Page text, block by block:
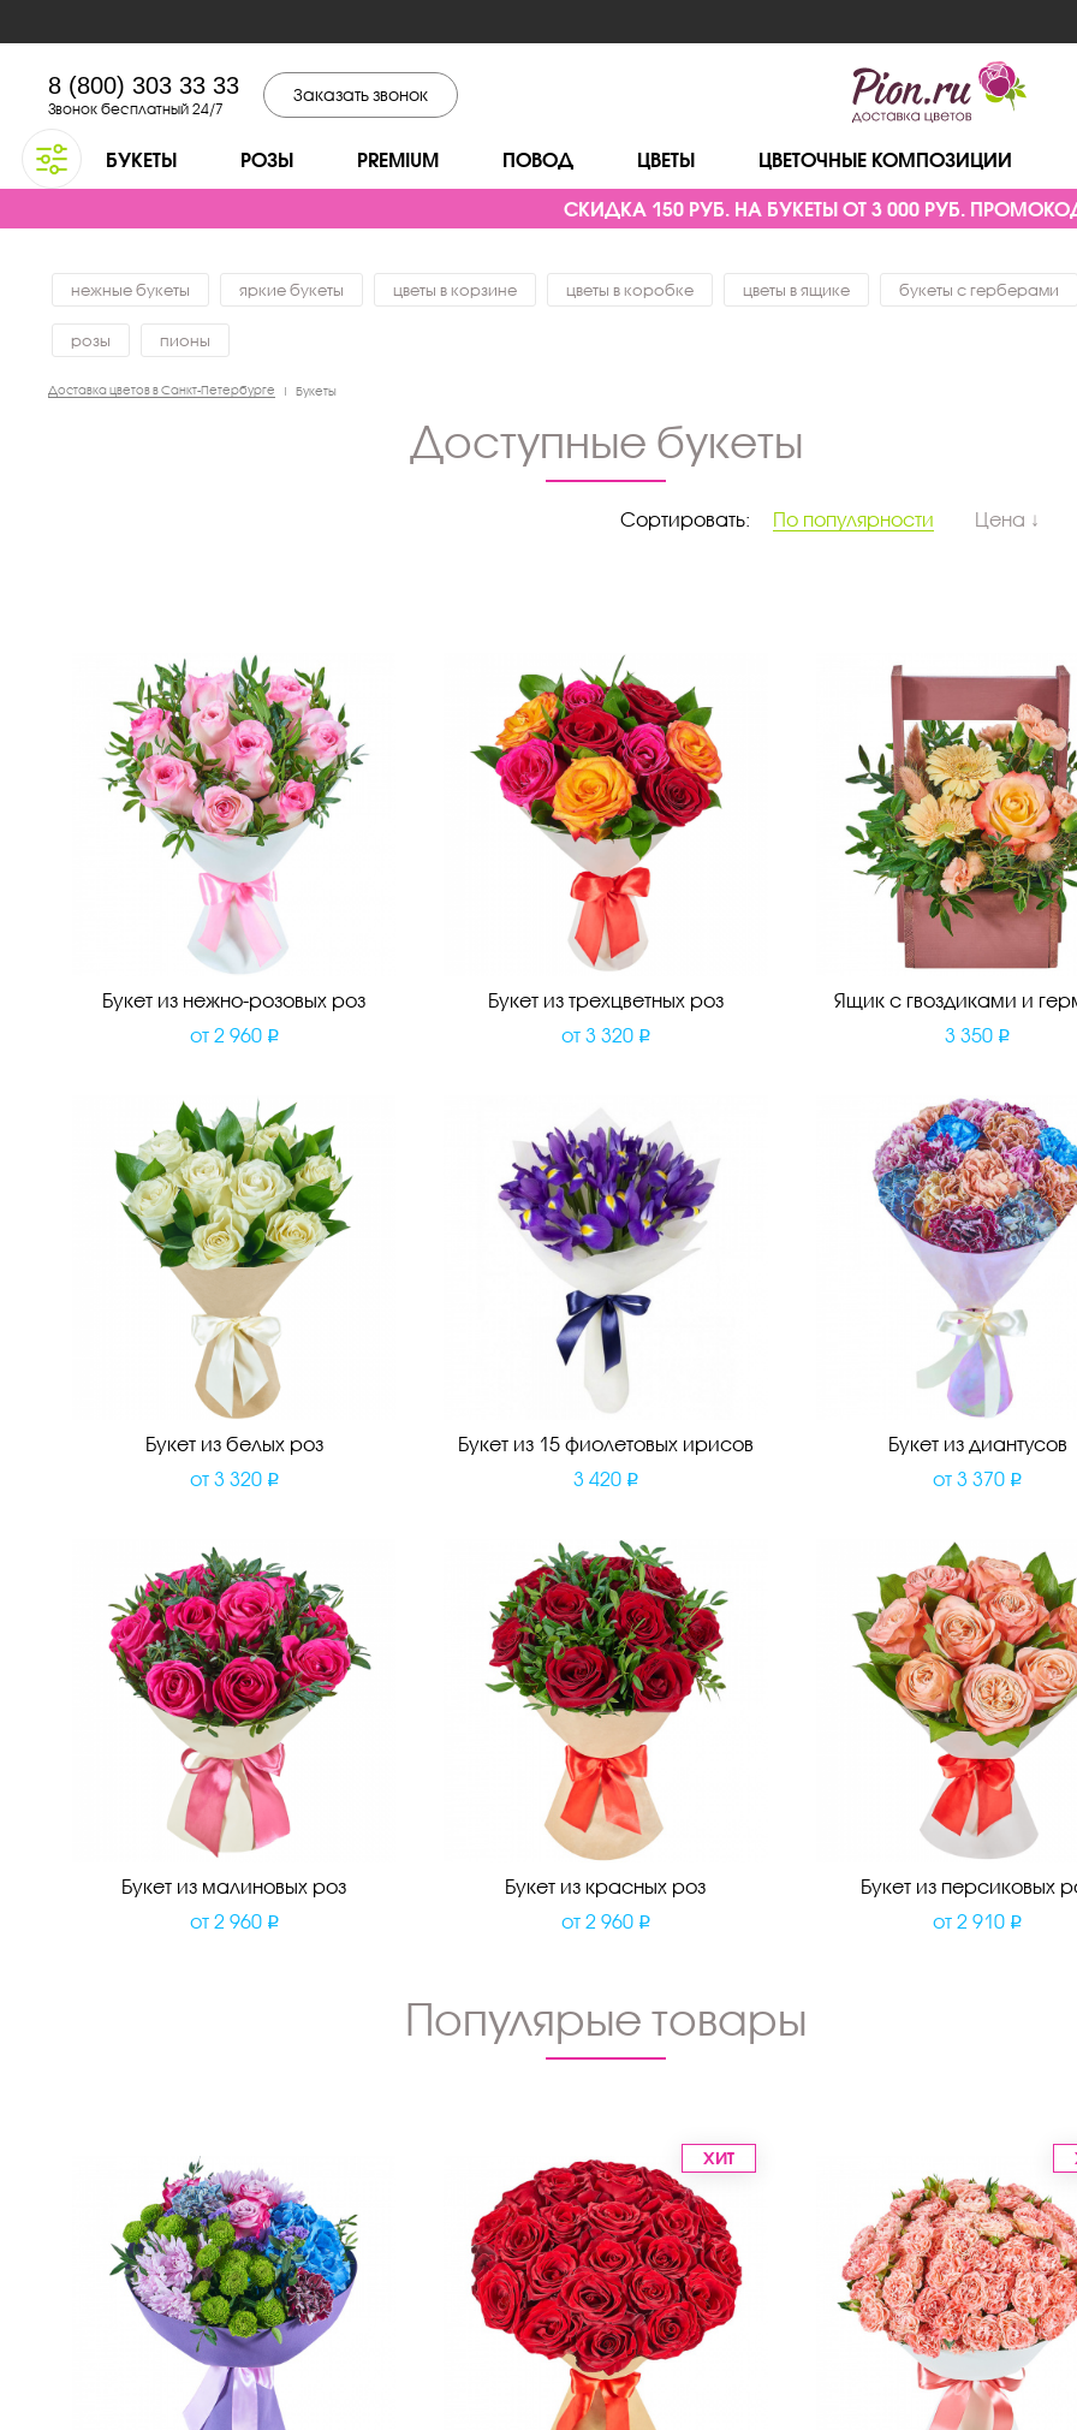
8 (800) 303 33 33
Звонок бесплатный 24/7
Заказать звонок
БУКЕТЫ РОЗЫ PREMIUM ПОВОД ЦВЕТЫ ЦВЕТОЧНЫЕ КОМПОЗИЦИИ
СКИДКА 150 РУБ. НА БУКЕТЫ ОТ 3 000 РУБ.
нежные букеты яркие букеты цветы в корзине цветы в коробке цветы в ящике букеты с герберами
розы пионы
Доставка цветов в Санкт-Петербурге | Букеты
доступные букеты
Сортировать: По популярности Цена ↓
Букет из нежно-розовых роз
от 2 960
Букет из трехцветных роз
от 3 320
Ящик с гвоздиками и
3 350
Букет из белых роз
от 3 320
Букет из 15 фиолетовых ирисов
3 420
Букет из диантусов
от 3 370
Букет из малиновых роз
от 2 960
Букет из красных роз
от 2 960
Букет из персиковых
от 2 910
Популярые товары
ХИТ